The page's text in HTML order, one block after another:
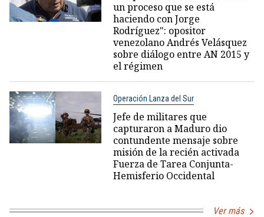
un proceso que se está
haciendo con Jorge
Rodríguez": opositor
venezolano Andrés Velásquez
sobre diálogo entre AN 2015 y
el régimen
Operación Lanza del Sur
Jefe de militares que
capturaron a Maduro dio
contundente mensaje sobre
misión de la recién activada
Fuerza de Tarea Conjunta-
Hemisferio Occidental
Ver más